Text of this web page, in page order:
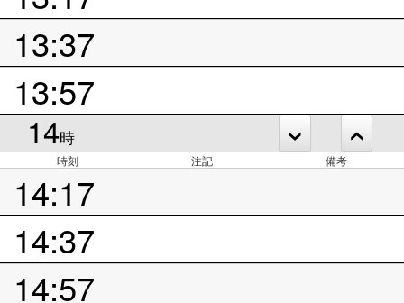
13:37
13:57
14時
時刻 注記 備考
14:17
14:37
14:57